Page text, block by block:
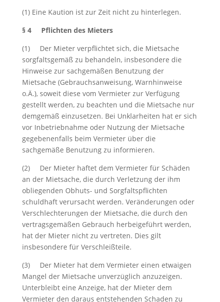
(1) Eine Kaution ist zur Zeit nicht zu hinterlegen.
§ 4 Pflichten des Mieters
(1) Der Mieter verpflichtet sich, die Mietsache
sorgfaltsgemäß zu behandeln, insbesondere die
Hinweise zur sachgemäßen Benutzung der
Mietsache (Gebrauchsanweisung, Warnhinweise
o.Ä.), soweit diese vom Vermieter zur Verfügung
gestellt werden, zu beachten und die Mietsache nur
demgemäß einzusetzen. Bei Unklarheiten hat er sich
vor Inbetriebnahme oder Nutzung der Mietsache
gegebenenfalls beim Vermieter über die
sachgemäße Benutzung zu informieren.
(2) Der Mieter haftet dem Vermieter für Schäden
an der Mietsache, die durch Verletzung der ihm
obliegenden Obhuts- und Sorgfaltspflichten
schuldhaft verursacht werden. Veränderungen oder
Verschlechterungen der Mietsache, die durch den
vertragsgemäßen Gebrauch herbeigeführt werden,
hat der Mieter nicht zu vertreten. Dies gilt
insbesondere für Verschleißteile.
(3) Der Mieter hat dem Vermieter einen etwaigen
Mangel der Mietsache unverzüglich anzuzeigen.
Unterbleibt eine Anzeige, hat der Mieter dem
Vermieter den daraus entstehenden Schaden zu